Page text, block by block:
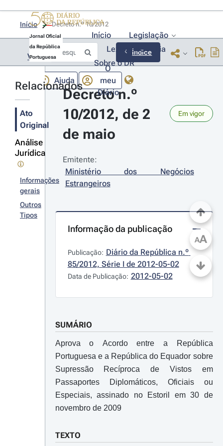
Jornal Oficial
da República
Portuguesa
Início
Legislação
Lexionário
Lia
Sobre o DR
Ajuda
O
meu
Diário
Início
Voltar Índice
Relacionados
Ato
Original
Análise
Jurídica
Informações
gerais
Outros
Tipos
Decreto n.º
10/2012, de 2
de maio
Em vigor
Emitente:
Ministério dos Negócios
Estrangeiros
Informação da publicação
Publicação: Diário da República n.º
85/2012, Série I de 2012-05-02
Data de Publicação: 2012-05-02
SUMÁRIO
Aprova o Acordo entre a República
Portuguesa e a República do Equador sobre
Supressão Recíproca de Vistos em
Passaportes Diplomáticos, Oficiais ou
Especiais, assinado no Estoril em 30 de
novembro de 2009
TEXTO
AA